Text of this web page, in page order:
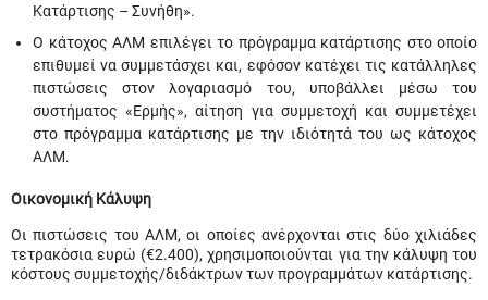
Κατάρτισης – Συνήθη».
Ο κάτοχος ΑΛΜ επιλέγει το πρόγραμμα κατάρτισης στο οποίο
επιθυμεί να συμμετάσχει και, εφόσον κατέχει τις κατάλληλες
πιστώσεις στον λογαριασμό του, υποβάλλει μέσω του
συστήματος «Ερμής», αίτηση για συμμετοχή και συμμετέχει
στο πρόγραμμα κατάρτισης με την ιδιότητά του ως κάτοχος
ΑΛΜ.
Οικονομική Κάλυψη
Οι πιστώσεις του ΑΛΜ, οι οποίες ανέρχονται στις δύο χιλιάδες
τετρακόσια ευρώ (€2.400), χρησιμοποιούνται για την κάλυψη του
κόστους συμμετοχής/διδάκτρων των προγραμμάτων κατάρτισης.